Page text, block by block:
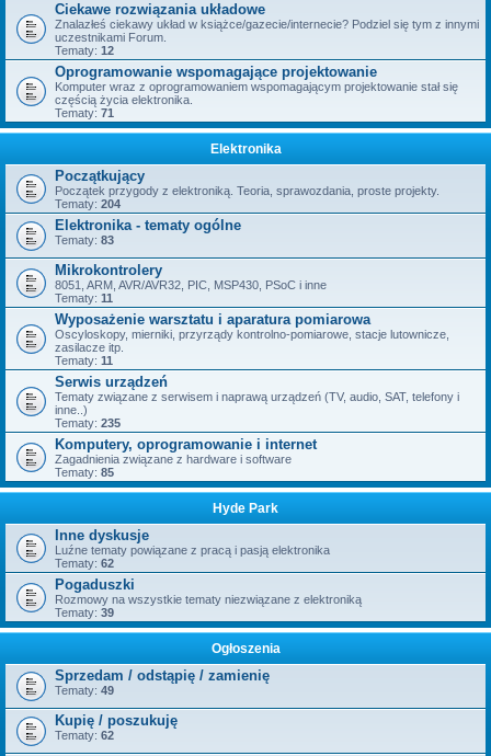
Ciekawe rozwiązania układowe
Znalazłeś ciekawy układ w książce/gazecie/internecie? Podziel się tym z innymi
uczestnikami Forum.
Tematy: 12
Oprogramowanie wspomagające projektowanie
Komputer wraz z oprogramowaniem wspomagającym projektowanie stał się
częścią życia elektronika.
Tematy: 71
Elektronika
Początkujący
Początek przygody z elektroniką. Teoria, sprawozdania, proste projekty.
Tematy: 204
Elektronika - tematy ogólne
Tematy: 83
Mikrokontrolery
8051, ARM, AVR/AVR32, PIC, MSP430, PSoC i inne
Tematy: 11
Wyposażenie warsztatu i aparatura pomiarowa
Oscyloskopy, mierniki, przyrządy kontrolno-pomiarowe, stacje lutownicze,
zasilacze itp.
Tematy: 11
Serwis urządzeń
Tematy związane z serwisem i naprawą urządzeń (TV, audio, SAT, telefony i
inne..)
Tematy: 235
Komputery, oprogramowanie i internet
Zagadnienia związane z hardware i software
Tematy: 85
Hyde Park
Inne dyskusje
Luźne tematy powiązane z pracą i pasją elektronika
Tematy: 62
Pogaduszki
Rozmowy na wszystkie tematy niezwiązane z elektroniką
Tematy: 39
Ogłoszenia
Sprzedam / odstąpię / zamienię
Tematy: 49
Kupię / poszukuję
Tematy: 62